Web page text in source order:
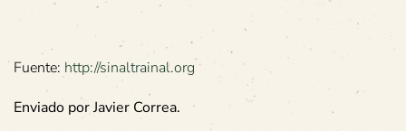
Fuente: http://sinaltrainal.org
Enviado por Javier Correa.